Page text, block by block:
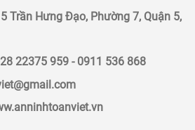
Trần Hưng Đạo, Phường 7, Quận 5,
22375 959 - 0911 536 868